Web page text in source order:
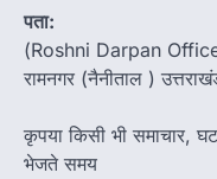
पता:
(Roshni Darpan
रामनगर (नैनीताल )
कृपया किसी भी समाचार,
भेजते समय